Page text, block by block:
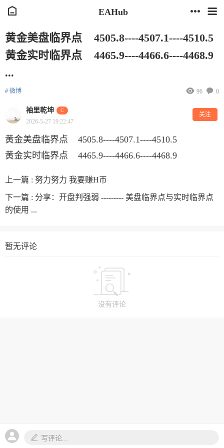
EAHub
黄金美盘临界点 4505.8----4507.1----4510.5
黄金实时临界点 4465.9----4466.6----4468.9
...
# 微博 0
96
袖里乾坤 C
2026-5-27 19:22:47
关注
黄金美盘临界点 4505.8----4507.1----4510.5
黄金实时临界点 4465.9----4466.6----4468.9
上一篇 : 努力努力 我要赚H币
下一篇 : 分享：开盘判强弱 --------- 美盘临界点与实时临界点
的使用 ...
暂无评论
没有评论
写评论...